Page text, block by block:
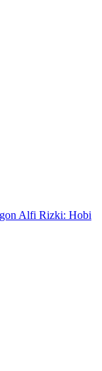
Alfi Rizki: Hobi